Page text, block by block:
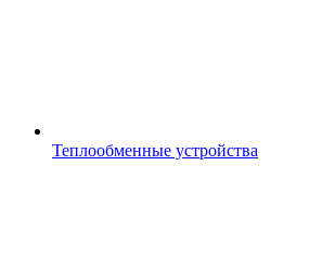
Теплообменные устройства